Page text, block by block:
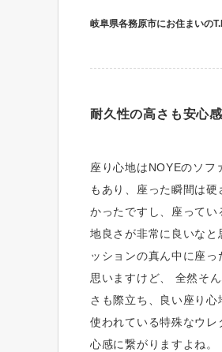
岐阜県各務原市にお住まいの
耐久性の高さも安心
座り心地はNOYEのソフ
もあり、座った瞬間は
かったですし、座って
地良さが非常に良いな
ッションの真ん中に座
思いますけど、 全然そ
さも際立ち、良い座り
使われている特殊なウ
心感に繋がりますよね。